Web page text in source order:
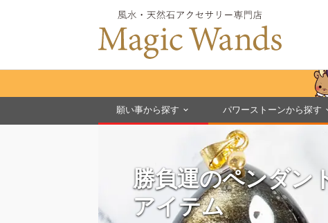
願い事から探す パワーストーンから探す
勝負運のペンダン
アイテム